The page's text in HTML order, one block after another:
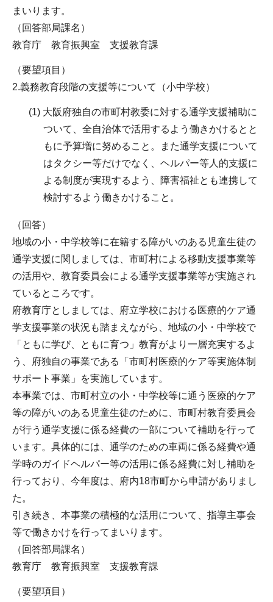
まいります。
（回答部局課名）
教育庁 教育振興室 支援教育課
（要望項目）
2.義務教育段階の支援等について（小中学校）
(1) 大阪府独自の市町村教委に対する通学支援補助に
ついて、全自治体で活用するよう働きかけるとと
もに予算増に努めること。また通学支援について
はタクシー等だけでなく、ヘルパー等人的支援に
よる制度が実現するよう、障害福祉とも連携して
検討するよう働きかけること。
（回答）
地域の小・中学校等に在籍する障がいのある児童生徒の
通学支援に関しましては、市町村による移動支援事業等
の活用や、教育委員会による通学支援事業等が実施され
ているところです。
府教育庁としましては、府立学校における医療的ケア通
学支援事業の状況も踏まえながら、地域の小・中学校で
「ともに学び、ともに育つ」教育がより一層充実するよ
う、府独自の事業である「市町村医療的ケア等実施体制
サポート事業」を実施しています。
本事業では、市町村立の小・中学校等に通う医療的ケア
等の障がいのある児童生徒のために、市町村教育委員会
が行う通学支援に係る経費の一部について補助を行って
います。具体的には、通学のための車両に係る経費や通
学時のガイドヘルパー等の活用に係る経費に対し補助を
行っており、今年度は、府内18市町から申請がありまし
た。
引き続き、本事業の積極的な活用について、指導主事会
等で働きかけを行ってまいります。
（回答部局課名）
教育庁 教育振興室 支援教育課
（要望項目）